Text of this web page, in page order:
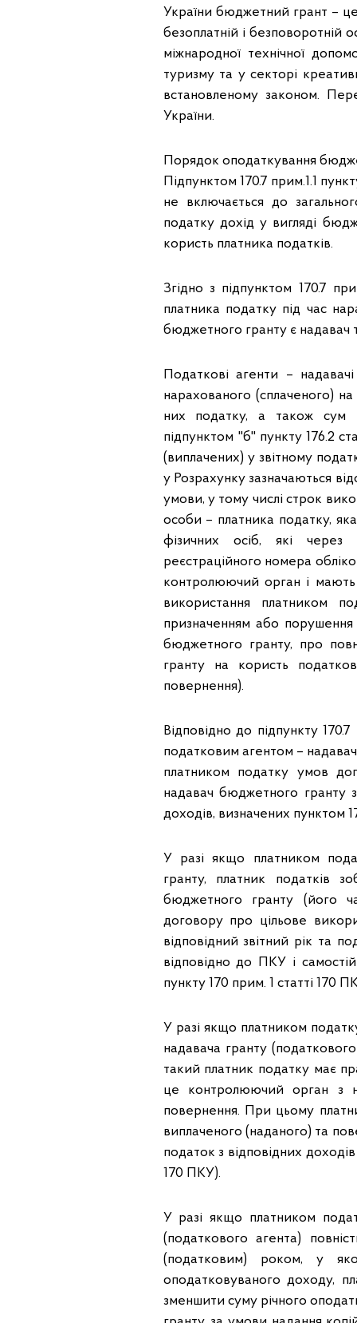
України бюджетний грант –
безоплатній і
міжнародної технічної
туризму та у секторі
встановленому законом.
України.
Порядок оподаткування
Підпунктом 170.7 прим.1.1
не включається до
податку дохід у вигляді
користь платника податків.
Згідно з підпунктом 170.7
платника податку під час
бюджетного гранту є надавач
Податкові агенти –
нарахованого (сплаченого)
них податку, а також сум
підпунктом "б" пункту 176.2
(виплачених) у звітному
у Розрахунку зазначаються
умови, у тому числі строк
особи – платника податку,
фізичних осіб, які через
реєстраційного номера
контролюючий орган і мають
використання платником
призначенням або
бюджетного гранту, про
гранту на користь
повернення).
Відповідно до підпункту
податковим агентом –
платником податку умов
надавач бюджетного гранту
доходів, визначених пунктом
У разі якщо платником
гранту, платник податків
бюджетного гранту (його
договору про цільове
відповідний звітний рік та
відповідно до ПКУ і
пункту 170 прим. 1 статті 170
У разі якщо платником
надавача гранту
такий платник податку має
це контролюючий орган з
повернення. При цьому
виплаченого (наданого) та
податок з відповідних
170 ПКУ).
У разі якщо платником
(податкового агента)
(податковим) роком, у
оподатковуваного доходу,
зменшити суму річного